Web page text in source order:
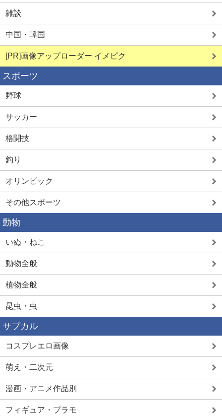
雑談
中国・韓国
[PR]画像アップローダー イメピク
スポーツ
野球
サッカー
格闘技
釣り
オリンピック
その他スポーツ
動物
いぬ・ねこ
動物全般
植物全般
昆虫・虫
サブカル
コスプレエロ画像
萌え・二次元
漫画・アニメ作品別
フィギュア・プラモ